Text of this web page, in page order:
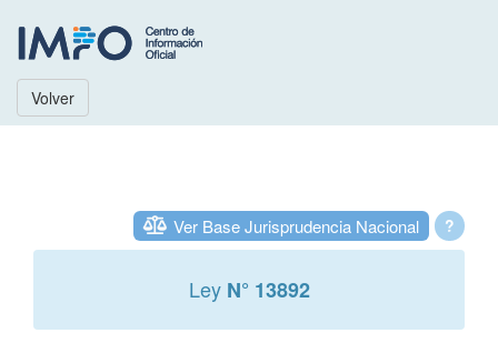
Volver
?
Ver Base Jurisprudencia Nacional
Ley N° 13892